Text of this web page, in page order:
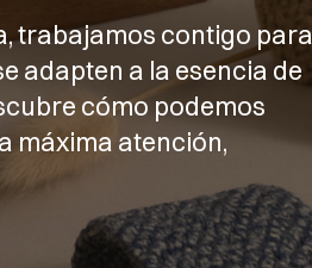
trabajamos contigo para
adapten a la esencia de
cómo podemos
máxima atención,